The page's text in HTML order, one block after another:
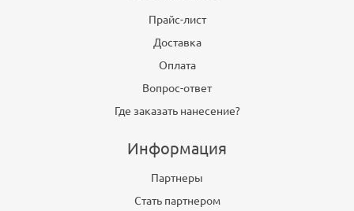
Прайс-лист
Доставка
Оплата
Вопрос-ответ
Где заказать нанесение?
Информация
Партнеры
Стать партнером